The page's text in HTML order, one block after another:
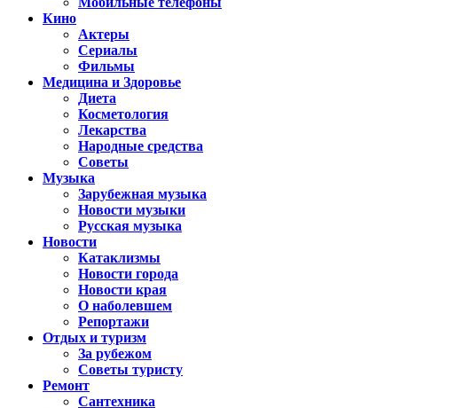
Кино
Актеры
Сериалы
Фильмы
Медицина и Здоровье
Диета
Косметология
Лекарства
Народные средства
Советы
Музыка
Зарубежная музыка
Новости музыки
Русская музыка
Новости
Катаклизмы
Новости города
Новости края
О наболевшем
Репортажи
Отдых и туризм
За рубежом
Советы туристу
Ремонт
Сантехника